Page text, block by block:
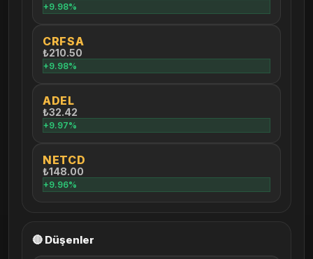
+9.98%
CRFSA
₺210.50
+9.98%
ADEL
₺32.42
+9.97%
NETCD
₺148.00
+9.96%
🔴 Düşenler